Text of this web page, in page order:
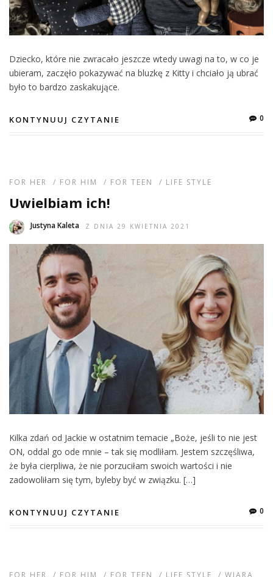
Dziecko, które nie zwracało jeszcze wtedy uwagi na to, w co je
ubieram, zaczęło pokazywać na bluzkę z Kitty i chciało ją ubrać
było to bardzo zaskakujące.
KONTYNUUJ CZYTANIE 0
FOR HER / FOR HIM / FOR TEEN / LIFE STYLE
Uwielbiam ich!
Justyna Kaleta Z DNIA 29 KWIETNIA 2021
Kilka zdań od Jackie w ostatnim temacie „Boże, jeśli to nie jest
ON, oddal go ode mnie – tak się modliłam. Jestem szczęśliwa,
że była cierpliwa, że nie porzuciłam swoich wartości i nie
zadowoliłam się tym, byleby być w związku. […]
KONTYNUUJ CZYTANIE 0
FOR HER / FOR HIM / FOR TEEN / LIFE STYLE / WIARA